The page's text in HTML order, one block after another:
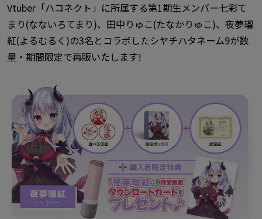
Vtuber「ハコネクト」に所属する第1期生メンバー七彩て
まり(なないろてまり)、田中りゅこ(たなかりゅこ)、夜夢瑠
紅(よるむるく)の3名とコラボしたシヤチハタネーム9が数
量・期間限定で再販いたします!